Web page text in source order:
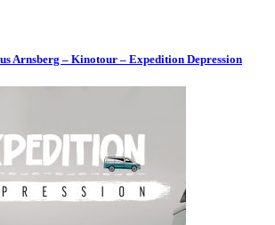
Arnsberg – Kinotour – Expedition Depression